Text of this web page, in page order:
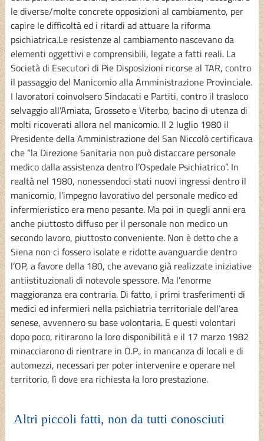
le diverse/molte concrete opposizioni al cambiamento, per
capire le difficoltà ed i ritardi ad attuare la riforma
psichiatrica.Le resistenze al cambiamento nascevano da
elementi oggettivi e comprensibili, legate a fatti reali. La
Società di Esecutori di Pie Disposizioni ricorse al TAR, contro
il passaggio del Manicomio alla Amministrazione Provinciale.
I lavoratori coinvolsero Sindacati e Partiti, contro il trasloco
selvaggio all’Amiata, Grosseto e Viterbo, bacino di utenza di
molti ricoverati allora nel manicomio. Il 2 luglio 1980 il
Presidente della Amministrazione del San Niccolò certificava
che “la Direzione Sanitaria non può distaccare personale
medico dalla assistenza dentro l’Ospedale Psichiatrico”. In
realtà nel 1980, nonessendoci stati nuovi ingressi dentro il
manicomio, l’impegno lavorativo del personale medico ed
infermieristico era meno pesante. Ma poi in quegli anni era
anche piuttosto diffuso per il personale non medico un
secondo lavoro, piuttosto conveniente. Non è detto che a
Siena non ci fossero isolate e ridotte avanguardie dentro
l’OP, a favore della 180, che avevano già realizzate iniziative
antiistituzionali di notevole spessore. Ma l’enorme
maggioranza era contraria. Di fatto, i primi trasferimenti di
medici ed infermieri nella psichiatria territoriale dell’area
senese, avvennero su base volontaria. E questi volontari
dopo poco, ritirarono la loro disponibilità e il 17 marzo 1982
minacciarono di rientrare in O.P., in mancanza di locali e di
automezzi, necessari per poter intervenire e operare nel
territorio, lì dove era richiesta la loro prestazione.
Altri piccoli fatti, non da tutti conosciuti